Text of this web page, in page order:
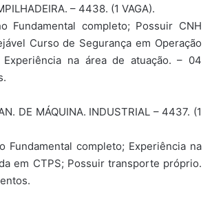
– 4438. (1 VAGA).
Fundamental completo; Possuir CNH
Curso de Segurança em Operação
Experiência na área de atuação. – 04
DE MÁQUINA. INDUSTRIAL – 4437. (1
Fundamental completo; Experiência na
em CTPS; Possuir transporte próprio.